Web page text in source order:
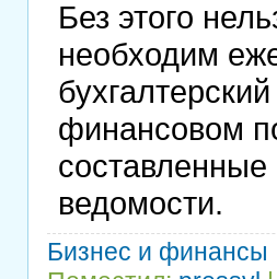
Без этого
необходим
финансовом
ведомости.
Бизнес и финансы